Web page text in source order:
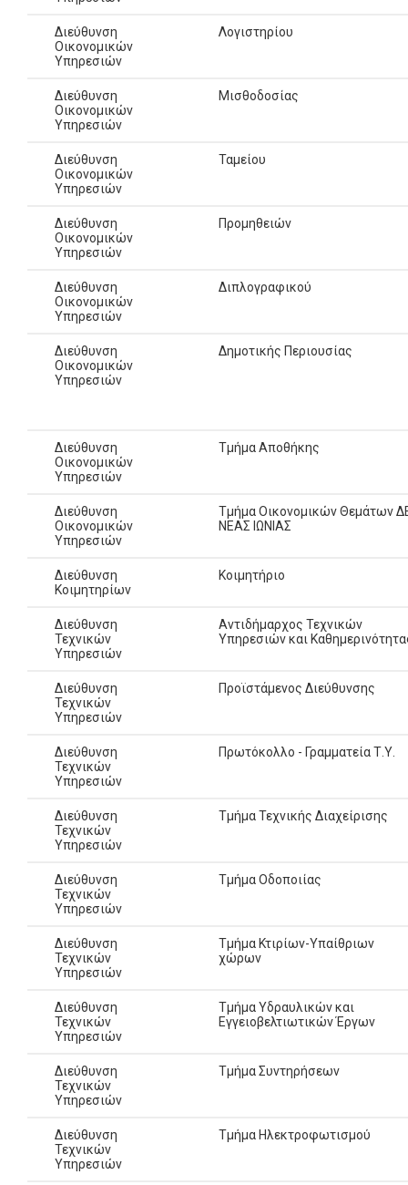
Διεύθυνση
Οικονομικών
Υπηρεσιών
Λογιστηρίου
Διεύθυνση
Οικονομικών
Υπηρεσιών
Μισθοδοσίας
Διεύθυνση
Οικονομικών
Υπηρεσιών
Ταμείου
Διεύθυνση
Οικονομικών
Υπηρεσιών
Προμηθειών
Διεύθυνση
Οικονομικών
Υπηρεσιών
Διπλογραφικού
Διεύθυνση
Οικονομικών
Υπηρεσιών
Δημοτικής Περιουσίας
Διεύθυνση
Οικονομικών
Υπηρεσιών
Τμήμα Αποθήκης
Διεύθυνση
Οικονομικών
Υπηρεσιών
Τμήμα Οικονομικών Θεμάτων
ΝΕΑΣ ΙΩΝΙΑΣ
Διεύθυνση
Κοιμητηρίων
Κοιμητήριο
Διεύθυνση
Τεχνικών
Υπηρεσιών
Αντιδήμαρχος Τεχνικών
Υπηρεσιών και
Διεύθυνση
Τεχνικών
Υπηρεσιών
Προϊστάμενος Διεύθυνσης
Διεύθυνση
Τεχνικών
Υπηρεσιών
Πρωτόκολλο - Γραμματεία Τ.Υ.
Διεύθυνση
Τεχνικών
Υπηρεσιών
Τμήμα Τεχνικής Διαχείρισης
Διεύθυνση
Τεχνικών
Υπηρεσιών
Τμήμα Οδοποιίας
Διεύθυνση
Τεχνικών
Υπηρεσιών
Τμήμα Κτιρίων-Υπαίθριων
χώρων
Διεύθυνση
Τεχνικών
Υπηρεσιών
Τμήμα Υδραυλικών και
Εγγειοβελτιωτικών Έργων
Διεύθυνση
Τεχνικών
Υπηρεσιών
Τμήμα Συντηρήσεων
Διεύθυνση
Τεχνικών
Υπηρεσιών
Τμήμα Ηλεκτροφωτισμού